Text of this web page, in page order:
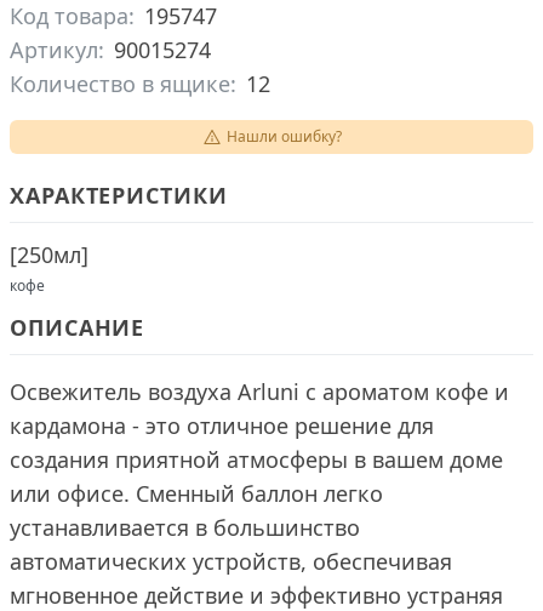
Код товара: 195747
Артикул: 90015274
Количество в ящике: 12
Нашли ошибку?
ХАРАКТЕРИСТИКИ
[250мл]
кофе
ОПИСАНИЕ
Освежитель воздуха Arluni с ароматом кофе и
кардамона - это отличное решение для
создания приятной атмосферы в вашем доме
или офисе. Сменный баллон легко
устанавливается в большинство
автоматических устройств, обеспечивая
мгновенное действие и эффективно устраняя